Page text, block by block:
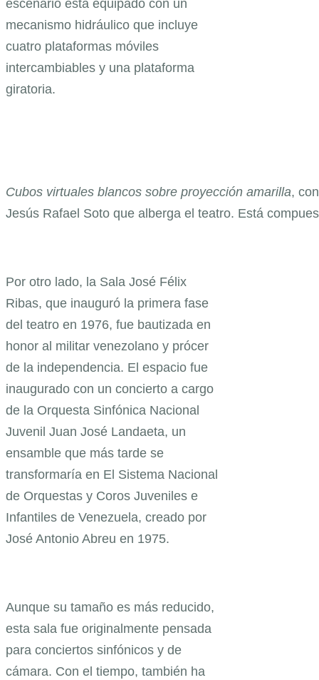
escenario está equipado con un
mecanismo hidráulico que incluye
cuatro plataformas móviles
intercambiables y una plataforma
giratoria.
Cubos virtuales blancos sobre proyección amarilla,
Jesús Rafael Soto que alberga el teatro. Está
Por otro lado, la Sala José Félix
Ribas, que inauguró la primera fase
del teatro en 1976, fue bautizada en
honor al militar venezolano y prócer
de la independencia. El espacio fue
inaugurado con un concierto a cargo
de la Orquesta Sinfónica Nacional
Juvenil Juan José Landaeta, un
ensamble que más tarde se
transformaría en El Sistema Nacional
de Orquestas y Coros Juveniles e
Infantiles de Venezuela, creado por
José Antonio Abreu en 1975.
Aunque su tamaño es más reducido,
esta sala fue originalmente pensada
para conciertos sinfónicos y de
cámara. Con el tiempo, también ha